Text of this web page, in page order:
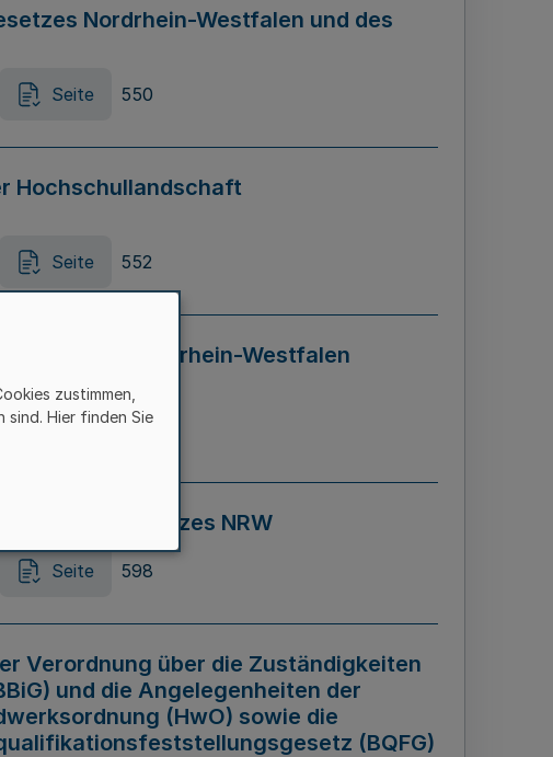
Nordrhein-Westfalen und des
Seite 550
Hochschullandschaft
Seite 552
in Nordrhein-Westfalen
LADG NRW)
Seite 595
Gesetzes NRW
Seite 598
Verordnung über die Zuständigkeiten
und die Angelegenheiten der
(HwO) sowie die
(BQFG)
zustimmen,
sind. Hier finden Sie